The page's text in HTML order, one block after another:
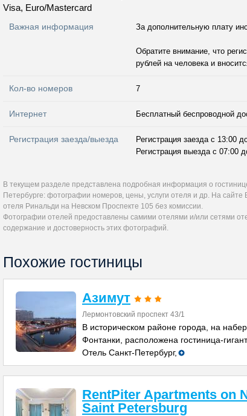
Visa, Euro/Mastercard
Важная информация За дополнительную плату
Обратите внимание, что
рублей на человека и
Кол-во номеров 7
Интернет Бесплатный беспроводной
Регистрация заезда/выезда
Регистрация заезда с 13:00
Регистрация выезда с 07:00
В текущем разделе представлена подробная информация о
Петербурге: фотографии номеров, цены, услуги отеля и др. На
отеля Ринальди на Невском Проспекте 105 без комиссии.
Фотографии отелей предоставлены самими отелями и/или сетями
содержание и достоверность этих фотографий.
Похожие гостиницы
Азимут
Лермонтовский проспект 43/1
В историческом районе города, на
Фонтанки, расположена гостиница-
Отель Санкт-Петербург,
RentPiter Apartments on
Saint Petersburg